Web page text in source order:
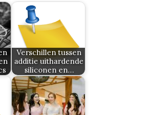
Verschillen tussen
additie uithardende
siliconen en…